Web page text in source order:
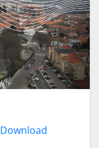
Download